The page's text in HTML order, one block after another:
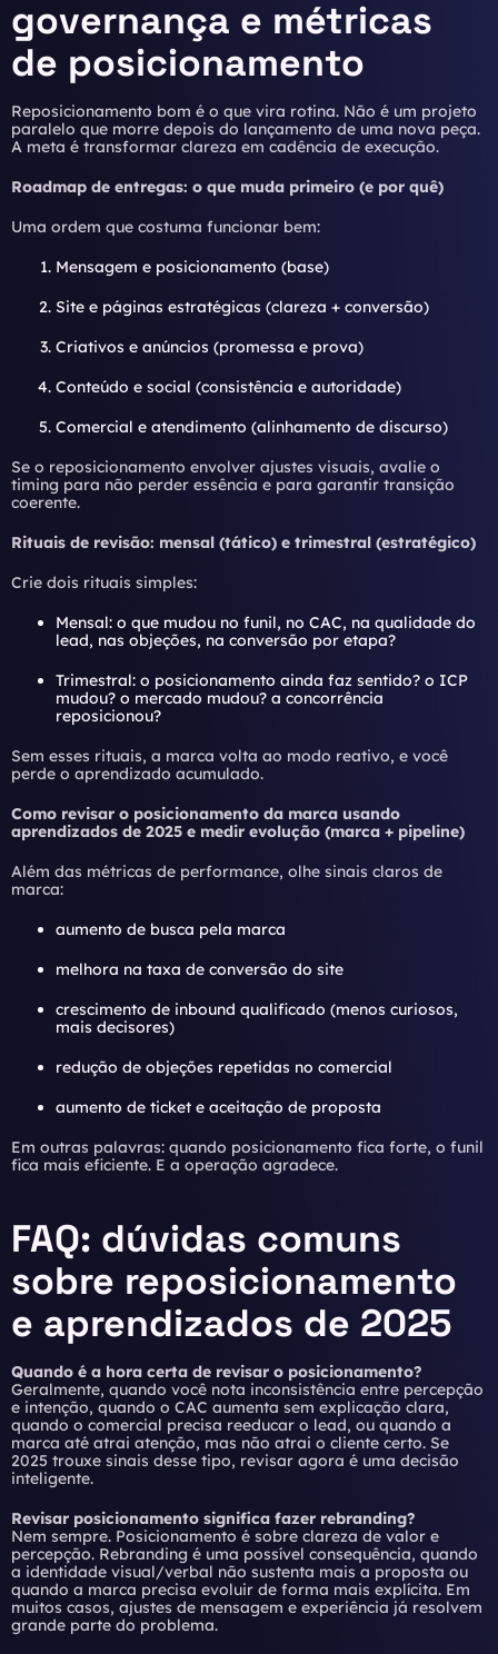
governança e métricas
de posicionamento
Reposicionamento bom é o que vira rotina. Não é um projeto
paralelo que morre depois do lançamento de uma nova peça.
A meta é transformar clareza em cadência de execução.
Roadmap de entregas: o que muda primeiro (e por quê)
Uma ordem que costuma funcionar bem:
Mensagem e posicionamento (base)
Site e páginas estratégicas (clareza + conversão)
Criativos e anúncios (promessa e prova)
Conteúdo e social (consistência e autoridade)
Comercial e atendimento (alinhamento de discurso)
Se o reposicionamento envolver ajustes visuais, avalie o
timing para não perder essência e para garantir transição
coerente.
Rituais de revisão: mensal (tático) e trimestral (estratégico)
Crie dois rituais simples:
Mensal: o que mudou no funil, no CAC, na qualidade do
lead, nas objeções, na conversão por etapa?
Trimestral: o posicionamento ainda faz sentido? o ICP
mudou? o mercado mudou? a concorrência
reposicionou?
Sem esses rituais, a marca volta ao modo reativo, e você
perde o aprendizado acumulado.
Como revisar o posicionamento da marca usando
aprendizados de 2025 e medir evolução (marca + pipeline)
Além das métricas de performance, olhe sinais claros de
marca:
aumento de busca pela marca
melhora na taxa de conversão do site
crescimento de inbound qualificado (menos curiosos,
mais decisores)
redução de objeções repetidas no comercial
aumento de ticket e aceitação de proposta
Em outras palavras: quando posicionamento fica forte, o funil
fica mais eficiente. E a operação agradece.
FAQ: dúvidas comuns
sobre reposicionamento
e aprendizados de 2025
Quando é a hora certa de revisar o posicionamento?
Geralmente, quando você nota inconsistência entre percepção
e intenção, quando o CAC aumenta sem explicação clara,
quando o comercial precisa reeducar o lead, ou quando a
marca até atrai atenção, mas não atrai o cliente certo. Se
2025 trouxe sinais desse tipo, revisar agora é uma decisão
inteligente.
Revisar posicionamento significa fazer rebranding?
Nem sempre. Posicionamento é sobre clareza de valor e
percepção. Rebranding é uma possível consequência, quando
a identidade visual/verbal não sustenta mais a proposta ou
quando a marca precisa evoluir de forma mais explícita. Em
muitos casos, ajustes de mensagem e experiência já resolvem
grande parte do problema.